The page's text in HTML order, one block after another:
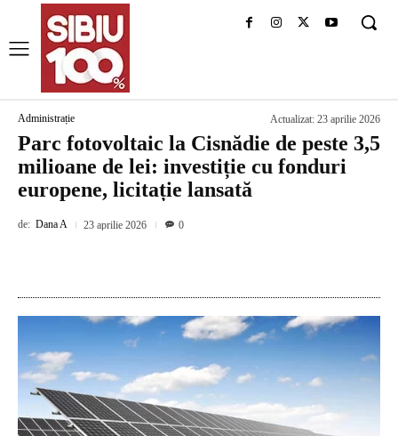
Administrație Actualizat: 23 aprilie 2026
Parc fotovoltaic la Cisnădie de peste 3,5
milioane de lei: investiție cu fonduri
europene, licitație lansată
de: Dana A 23 aprilie 2026 0